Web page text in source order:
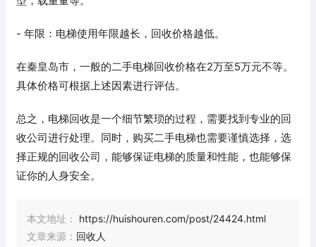
- 年限：电梯使用年限越长，回收价格越低。
在秦皇岛市，一般的二手电梯回收价格在2万至5万元不等。
具体价格可根据上述因素进行评估。
总之，电梯回收是一个细节繁琐的过程，需要找到专业的回
收公司进行处理。同时，购买二手电梯也需要谨慎选择，选
择正规的回收公司，能够保证电梯的质量和性能，也能够保
证你的人身安全。
本文地址：
https://huishouren.com/post/24424.html
文章来源： 回收人